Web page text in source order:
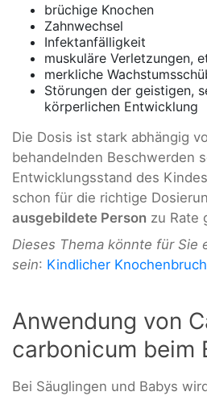
brüchige Knochen
Zahnwechsel
Infektanfälligkeit
muskuläre Verletzungen,
merkliche
Störungen der geistigen,
körperlichen Entwicklung
Die Dosis ist stark abhängig
behandelnden Beschwerden
Entwicklungsstand des
schon für die richtige
ausgebildete Person zu Rate
Dieses Thema könnte für Sie
sein: Kindlicher Knochenbruch
Anwendung von
carbonicum beim
Bei Säuglingen und Babys